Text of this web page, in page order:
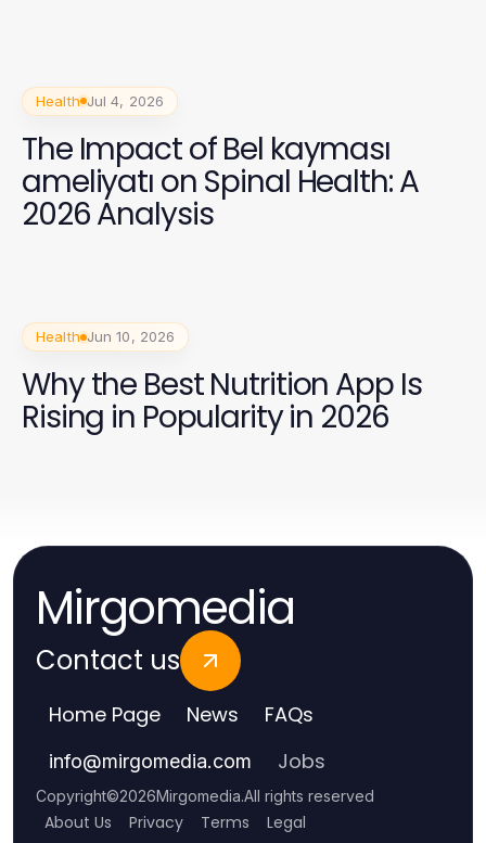
Health Jul 4, 2026
The Impact of Bel kayması
ameliyatı on Spinal Health: A
2026 Analysis
Health Jun 10, 2026
Why the Best Nutrition App Is
Rising in Popularity in 2026
Mirgomedia
Contact us
Home Page News FAQs
info@mirgomedia.com Jobs
Copyright©2026Mirgomedia.All rights reserved
About Us Privacy Terms Legal